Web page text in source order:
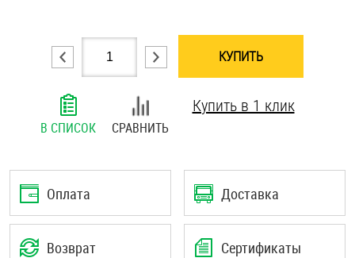
КУПИТЬ
В СПИСОК СРАВНИТЬ
Купить в 1 клик
Оплата Доставка
Возврат Сертификаты